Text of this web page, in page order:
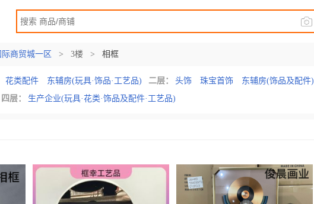
商贸城一区 > 3楼 > 相框
花类配件 东辅房(玩具·饰品·工艺品) 二层： 头饰 珠宝首饰 东辅房(饰品及配件)
四层： 生产企业(玩具·花类·饰品及配件·工艺品)